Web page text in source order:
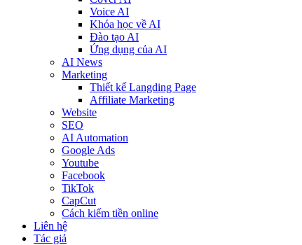
Voice AI
Khóa học về AI
Đào tạo AI
Ứng dụng của AI
AI News
Marketing
Thiết kế Langding Page
Affiliate Marketing
Website
SEO
AI Automation
Google Ads
Youtube
Facebook
TikTok
CapCut
Cách kiếm tiền online
Liên hệ
Tác giả